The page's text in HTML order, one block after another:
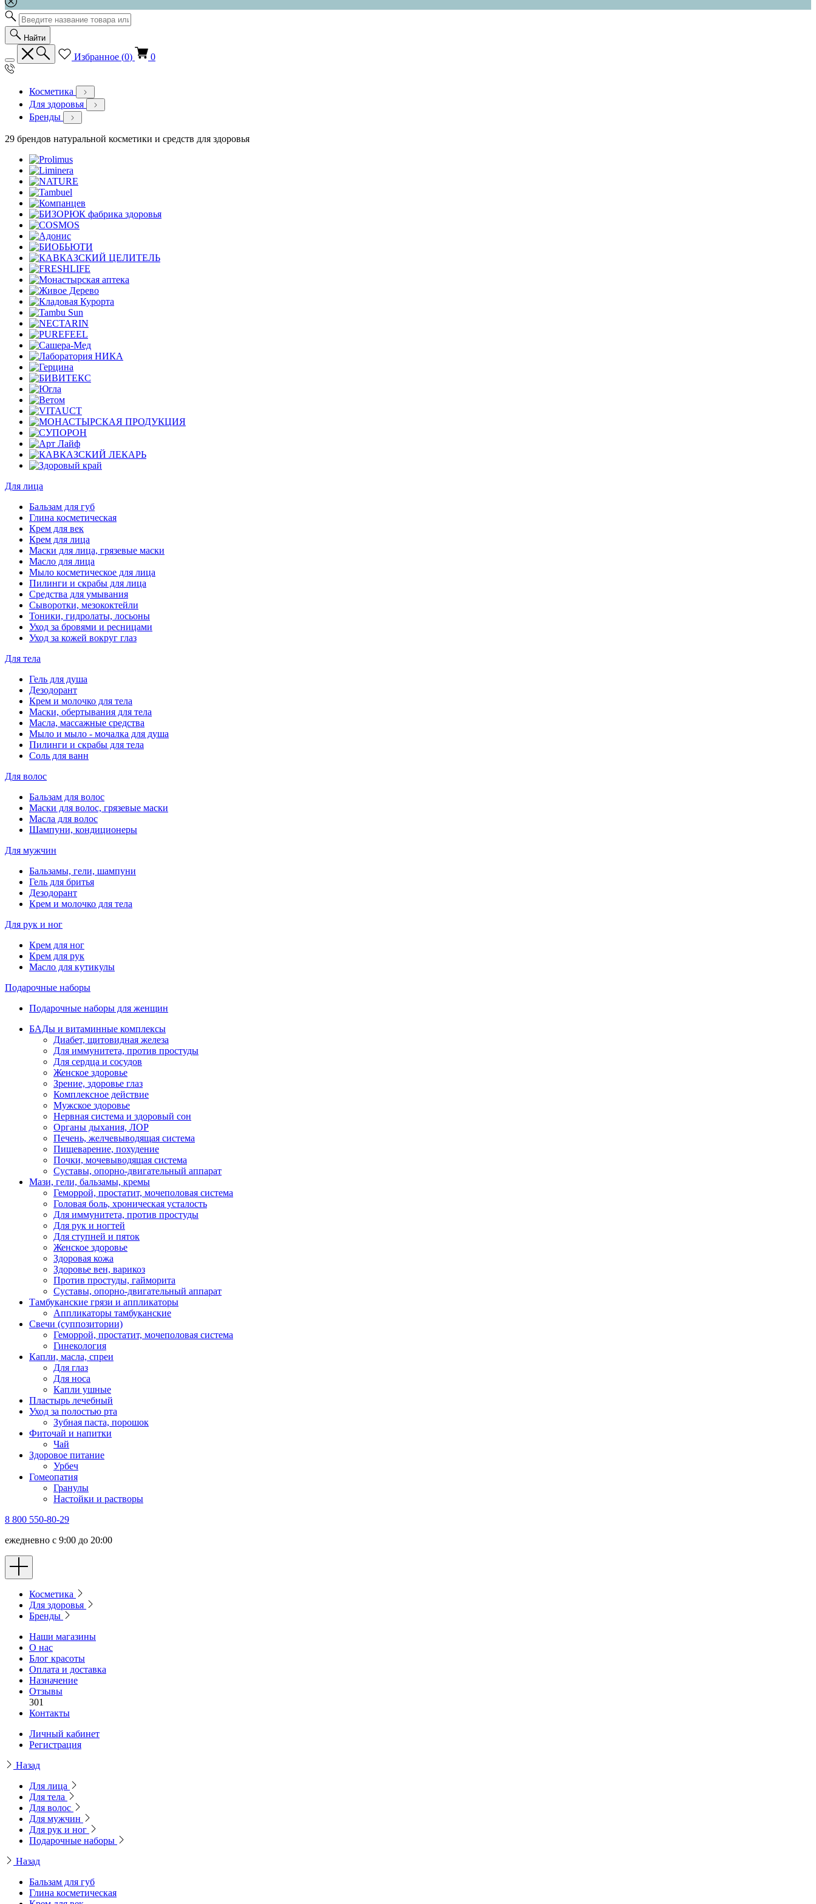
Найти
Избранное (0) 0
Косметика
Для здоровья
Бренды
29 брендов натуральной косметики и средств для здоровья
Для лица
Бальзам для губ
Глина косметическая
Крем для век
Крем для лица
Маски для лица, грязевые маски
Масло для лица
Мыло косметическое для лица
Пилинги и скрабы для лица
Средства для умывания
Сыворотки, мезококтейли
Тоники, гидролаты, лосьоны
Уход за бровями и ресницами
Уход за кожей вокруг глаз
Для тела
Гель для душа
Дезодорант
Крем и молочко для тела
Маски, обертывания для тела
Масла, массажные средства
Мыло и мыло - мочалка для душа
Пилинги и скрабы для тела
Соль для ванн
Для волос
Бальзам для волос
Маски для волос, грязевые маски
Масла для волос
Шампуни, кондиционеры
Для мужчин
Бальзамы, гели, шампуни
Гель для бритья
Дезодорант
Крем и молочко для тела
Для рук и ног
Крем для ног
Крем для рук
Масло для кутикулы
Подарочные наборы
Подарочные наборы для женщин
БАДы и витаминные комплексы
Диабет, щитовидная железа
Для иммунитета, против простуды
Для сердца и сосудов
Женское здоровье
Зрение, здоровье глаз
Комплексное действие
Мужское здоровье
Нервная система и здоровый сон
Органы дыхания, ЛОР
Печень, желчевыводящая система
Пищеварение, похудение
Почки, мочевыводящая система
Суставы, опорно-двигательный аппарат
Мази, гели, бальзамы, кремы
Геморрой, простатит, мочеполовая система
Головая боль, хроническая усталость
Для иммунитета, против простуды
Для рук и ногтей
Для ступней и пяток
Женское здоровье
Здоровая кожа
Здоровье вен, варикоз
Против простуды, гайморита
Суставы, опорно-двигательный аппарат
Тамбуканские грязи и аппликаторы
Аппликаторы тамбуканские
Свечи (суппозитории)
Геморрой, простатит, мочеполовая система
Гинекология
Капли, масла, спреи
Для глаз
Для носа
Капли ушные
Пластырь лечебный
Уход за полостью рта
Зубная паста, порошок
Фиточай и напитки
Чай
Здоровое питание
Урбеч
Гомеопатия
Гранулы
Настойки и растворы
8 800 550-80-29
ежедневно с 9:00 до 20:00
Косметика
Для здоровья
Бренды
Наши магазины
О нас
Блог красоты
Оплата и доставка
Назначение
Отзывы
301
Контакты
Личный кабинет
Регистрация
Назад
Для лица
Для тела
Для волос
Для мужчин
Для рук и ног
Подарочные наборы
Назад
Бальзам для губ
Глина косметическая